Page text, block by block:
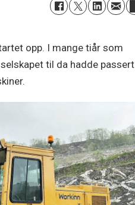
opp. I mange tiår som
til da hadde passert